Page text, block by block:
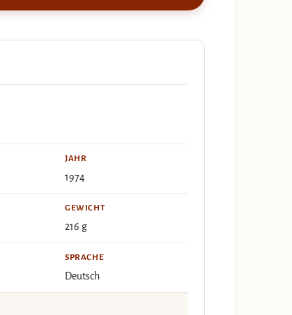
JAHR
1974
GEWICHT
216 g
SPRACHE
Deutsch